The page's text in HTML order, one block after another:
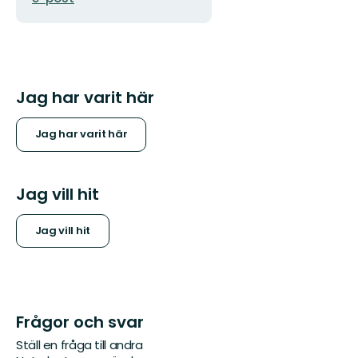
Jag har varit här
Jag har varit här
Jag vill hit
Jag vill hit
Frågor och svar
Ställ en fråga till andra